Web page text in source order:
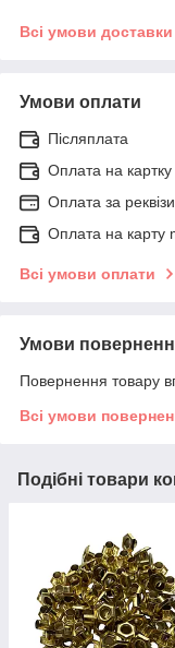
Всі умови доставки
Умови оплати
Післяплата
Оплата на
Оплата за
Оплата на карту
Всі умови оплати
Умови
Повернення товару
Всі умови
Подібні товари